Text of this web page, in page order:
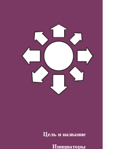
Цель и название
Инициаторы